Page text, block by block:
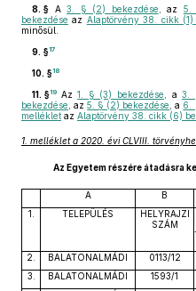
8. § A3. § (2) bekezdése , az 5.
bekezdése az Alaptörvény 38. cikk
minősül.
9. §17
10. §18
11. §19 Az1. § (3) bekezdése , a3.
bekezdése , az5. § (2) bekezdése , a 6.
melléklet az Alaptörvény 38. cikk (6)
1. melléklet a 2020. évi CLVIII.
Az Egyetem részére átadásra
A B
1.
TELEPÜLÉS
HELYRAJZI
SZÁM
2. BALATONALMÁDI 0113/12
3.
BALATONALMÁDI 1593/1